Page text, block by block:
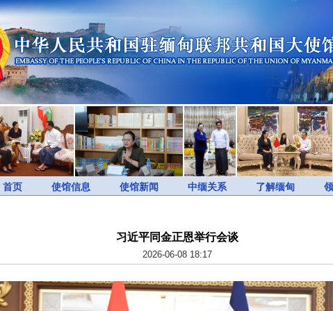
首页 使馆信息 使馆新闻 中缅关系 了解缅甸
习近平同金正恩举行会谈
2026-06-08 18:17